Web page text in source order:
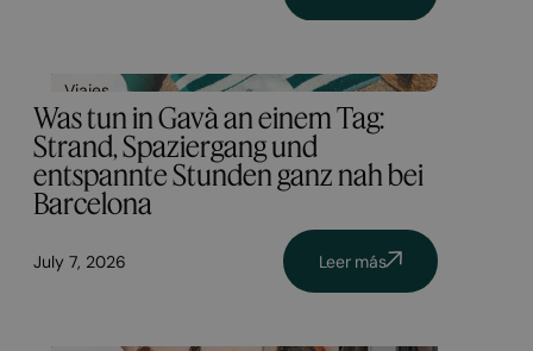
Viajes
Was tun in Gavà an einem Tag:
Strand, Spaziergang und
entspannte Stunden ganz nah bei
Barcelona
July 7, 2026 Leer más